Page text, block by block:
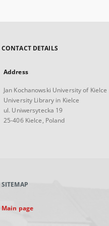
CONTACT DETAILS
Address
Jan Kochanowski University of Kielce
University Library in Kielce
ul. Uniwersytecka 19
25-406 Kielce, Poland
SITEMAP
Main page